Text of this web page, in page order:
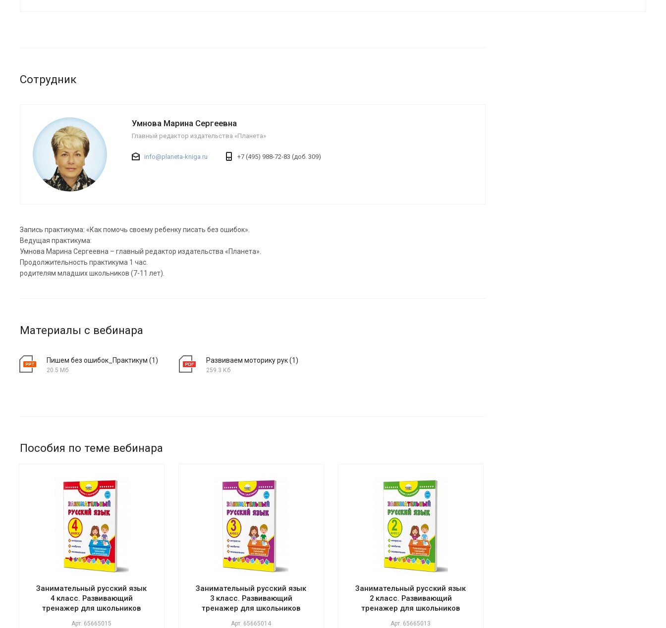
Сотрудник
Умнова Марина Сергеевна
Главный редактор издательства «Планета»
info@planeta-kniga.ru +7 (495) 988-72-83 (доб. 309)
Запись практикума: «Как помочь своему ребенку писать без ошибок».
Ведущая практикума:
Умнова Марина Сергеевна – главный редактор издательства «Планета».
Продолжительность практикума 1 час.
родителям младших школьников (7-11 лет).
Материалы с вебинара
Пишем без ошибок_Практикум (1)
20.5 Мб
Развиваем моторику рук (1)
259.3 Кб
Пособия по теме вебинара
Занимательный русский язык
4 класс. Развивающий
тренажер для школьников
Арт. 65665015
Занимательный русский язык
3 класс. Развивающий
тренажер для школьников
Арт. 65665014
Занимательный русский язык
2 класс. Развивающий
тренажер для школьников
Арт. 65665013